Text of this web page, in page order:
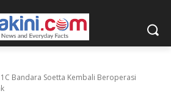
Bandara Soetta Kembali Beroperasi